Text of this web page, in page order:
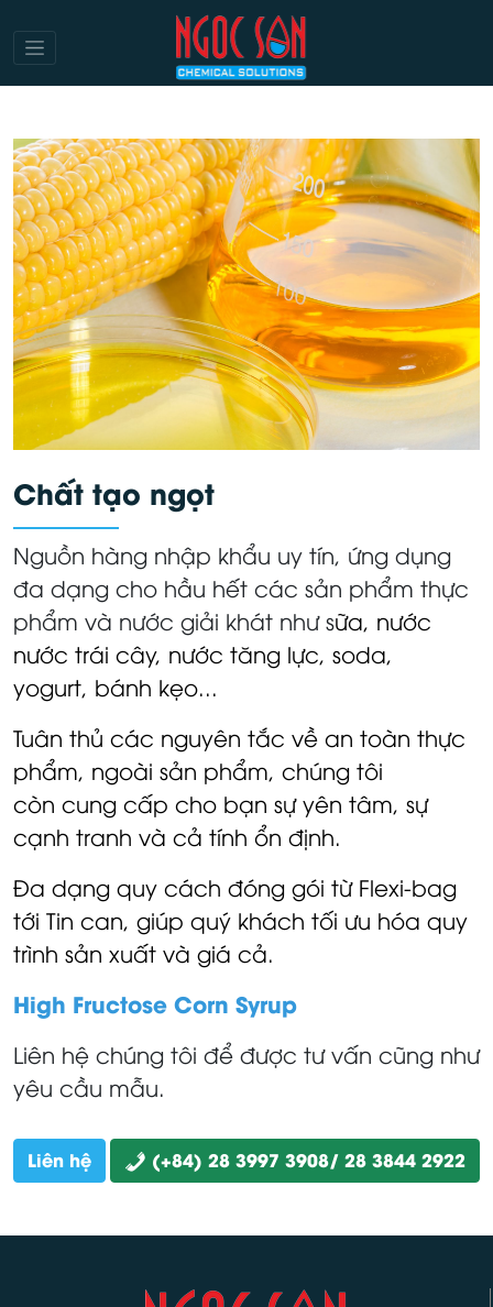
Chất tạo ngọt
Nguồn hàng nhập khẩu uy tín, ứng dụng
đa dạng cho hầu hết các sản phẩm thực
phẩm và nước giải khát như sữa, nước
nước trái cây, nước tăng lực, soda,
yogurt, bánh kẹo...
Tuân thủ các nguyên tắc về an toàn thực
phẩm, ngoài sản phẩm, chúng tôi
còn cung cấp cho bạn sự yên tâm, sự
cạnh tranh và cả tính ổn định.
Đa dạng quy cách đóng gói từ Flexi-bag
tới Tin can, giúp quý khách tối ưu hóa quy
trình sản xuất và giá cả.
High Fructose Corn Syrup
Liên hệ chúng tôi để được tư vấn cũng như
yêu cầu mẫu.
Liên hệ (+84) 28 3997 3908/ 28 3844 2922